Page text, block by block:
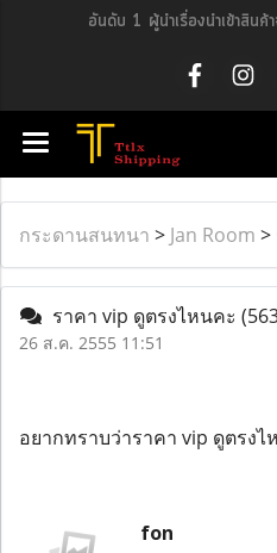
อันดับ 1 ผู้นำเรื่องนำเข้าสินค้
กระดานสนทนา > Jan Room >
ราคา vip ดูตรงไหนคะ
26 ส.ค. 2555 11:51
อยากทราบว่าราคา vip ดูตรง
fon